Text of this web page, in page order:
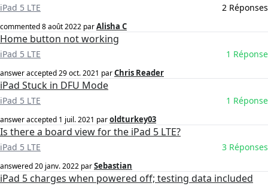
iPad 5 LTE 2 Réponses
commented8 août 2022 parAlisha C
Home button not working
iPad 5 LTE 1 Réponse
answer accepted29 oct. 2021 parChris Reader
iPad Stuck in DFU Mode
iPad 5 LTE 1 Réponse
answer accepted 1 juil. 2021 paroldturkey03
Is there a board view for the iPad 5 LTE?
iPad 5 LTE 3 Réponses
answered20 janv. 2022 parSebastian
iPad 5 charges when powered off; testing data included